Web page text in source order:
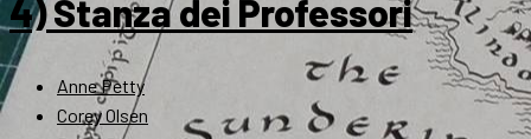
4) Stanza dei Professori
Anne Petty
Corey Olsen